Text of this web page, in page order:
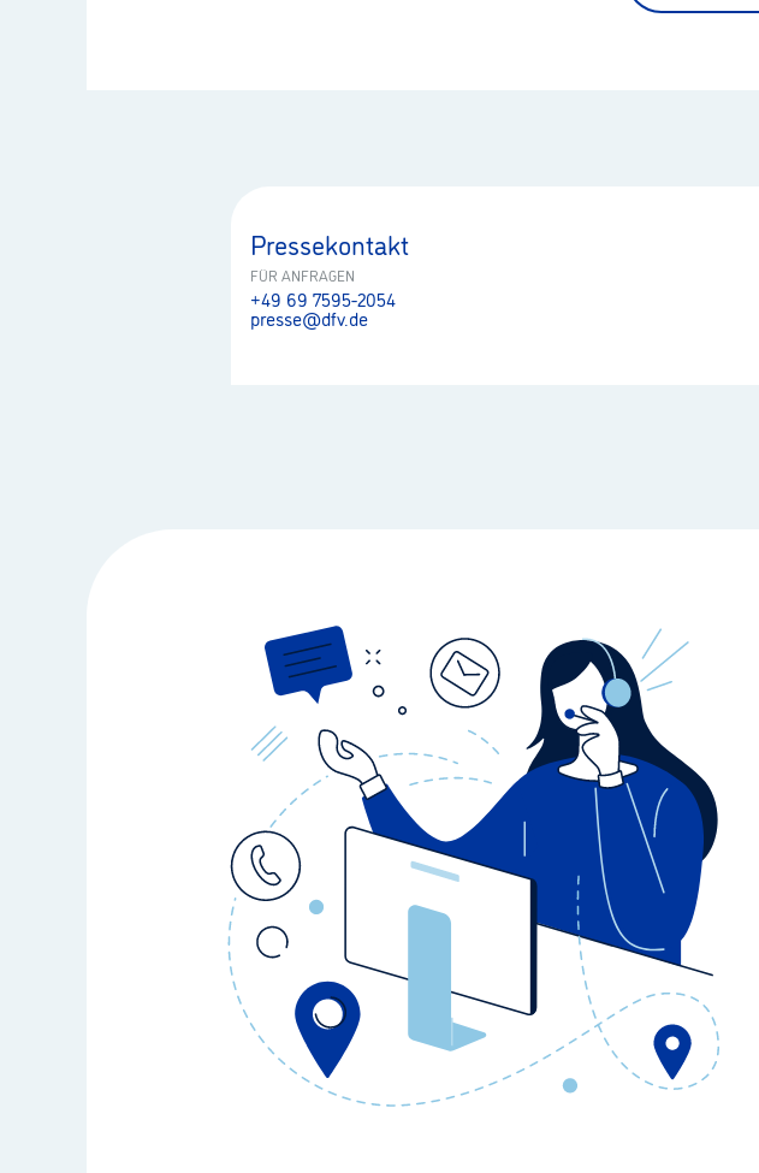
Pressekontakt
FÜR ANFRAGEN
+49 69 7595-2054
presse@dfv.de